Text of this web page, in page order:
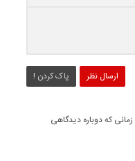
ارسال نظر پاک کردن !
که دوباره دیدگاهی